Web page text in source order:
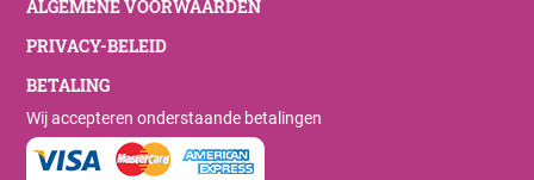
ALGEMENE VOORWAARDEN
PRIVACY-BELEID
BETALING
Wij accepteren onderstaande betalingen